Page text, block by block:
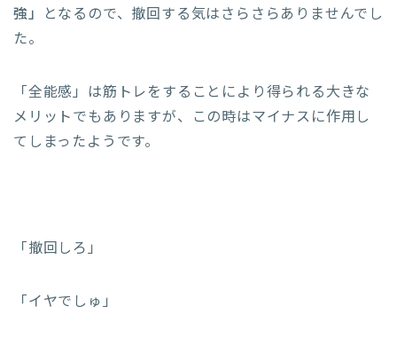
強」
となるので、撤回する気はさらさらありませんでし
た。
「全能感」は筋トレをすることにより得られる大きな
メリットでもありますが、この時はマイナスに作用し
てしまったようです。
「撤回しろ」
「イヤでしゅ」